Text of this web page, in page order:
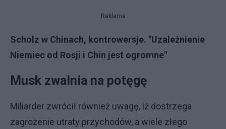
Reklama
Scholz w Chinach, kontrowersje. "Uzależnienie
Niemiec od Rosji i Chin jest ogromne"
Musk zwalnia na potęgę
Miliarder zwrócił również uwagę, iż dostrzega
zagrożenie utraty przychodów, a wiele złego